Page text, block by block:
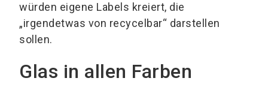
würden eigene Labels kreiert, die
„irgendetwas von recycelbar“ darstellen
sollen.
Glas in allen Farben